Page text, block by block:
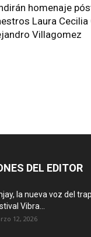
homenaje
Laura Cecilia
Villagomez
DEL EDITOR
la nueva voz del
Vibra...
12, 2026